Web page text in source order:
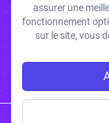
J'accepte de recevoir
votre
assurer une
fonctionnement
sur le site, vous